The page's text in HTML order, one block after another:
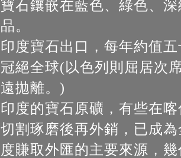
寶石鑲嵌在藍色、綠色、
品。
印度寶石出口，每年約值
冠絕全球(以色列則屈居次
遠拋離。)
印度的寶石原礦，有些在
切割琢磨後再外銷，已成
度賺取外匯的主要來源，